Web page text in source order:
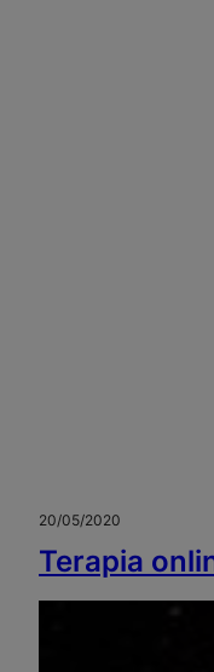
20/05/2020
Terapia